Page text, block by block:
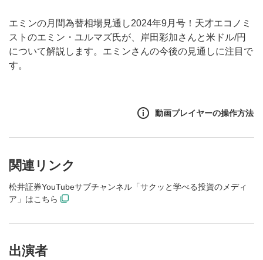
エミンの月間為替相場見通し2024年9月号！天才エコノミ
ストのエミン・ユルマズ氏が、岸田彩加さんと米ドル/円
について解説します。エミンさんの今後の見通しに注目で
す。
動画プレイヤーの操作方法
関連リンク
松井証券YouTubeサブチャンネル「サクッと学べる投資のメディ
ア」はこちら
出演者